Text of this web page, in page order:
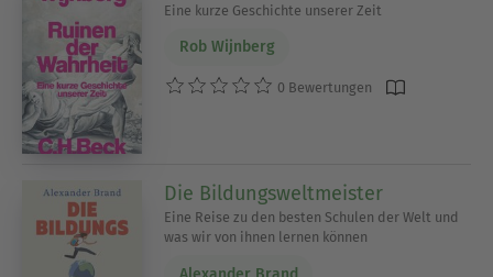
Eine kurze Geschichte unserer Zeit
Rob Wijnberg
0 Bewertungen
Die Bildungsweltmeister
Eine Reise zu den besten Schulen der Welt und
was wir von ihnen lernen können